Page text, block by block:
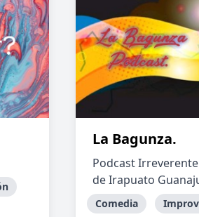
La Bagunza.
Podcast
de Irapuato
Comedia